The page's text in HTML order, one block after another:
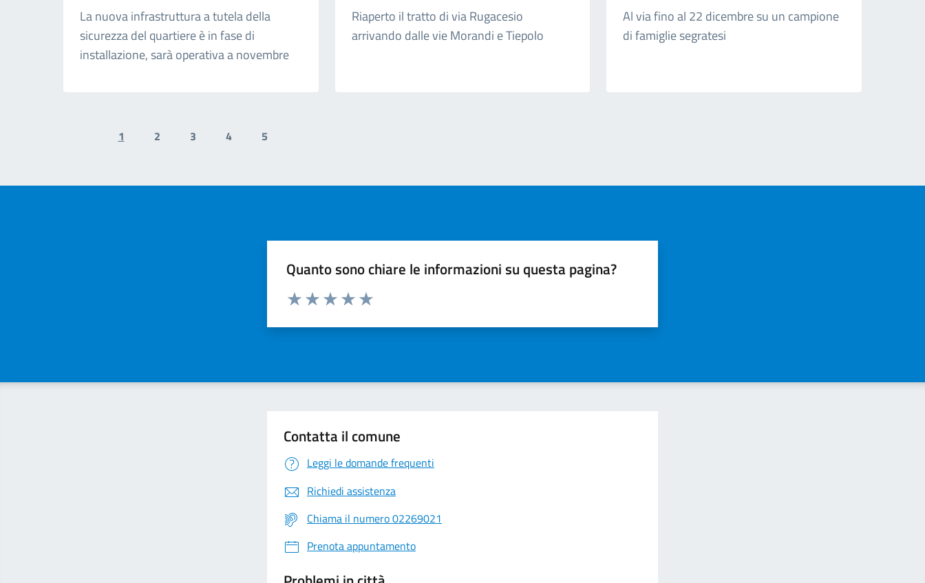
La nuova infrastruttura a tutela della
sicurezza del quartiere è in fase di
installazione, sarà operativa a novembre
Riaperto il tratto di via Rugacesio
arrivando dalle vie Morandi e Tiepolo
Al via fino al 22 dicembre su un campione
di famiglie segratesi
Previous page
1 2 3 4 5
Quanto sono chiare le informazioni su questa pagina?
Valuta da 1 a 5 stelle la pagina
Contatta il comune
Leggi le domande frequenti
Richiedi assistenza
Chiama il numero 02269021
Prenota appuntamento